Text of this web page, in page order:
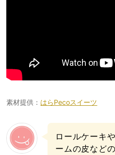
素材提供： はらPecoスイーツ
ロールケーキ
ームの皮など